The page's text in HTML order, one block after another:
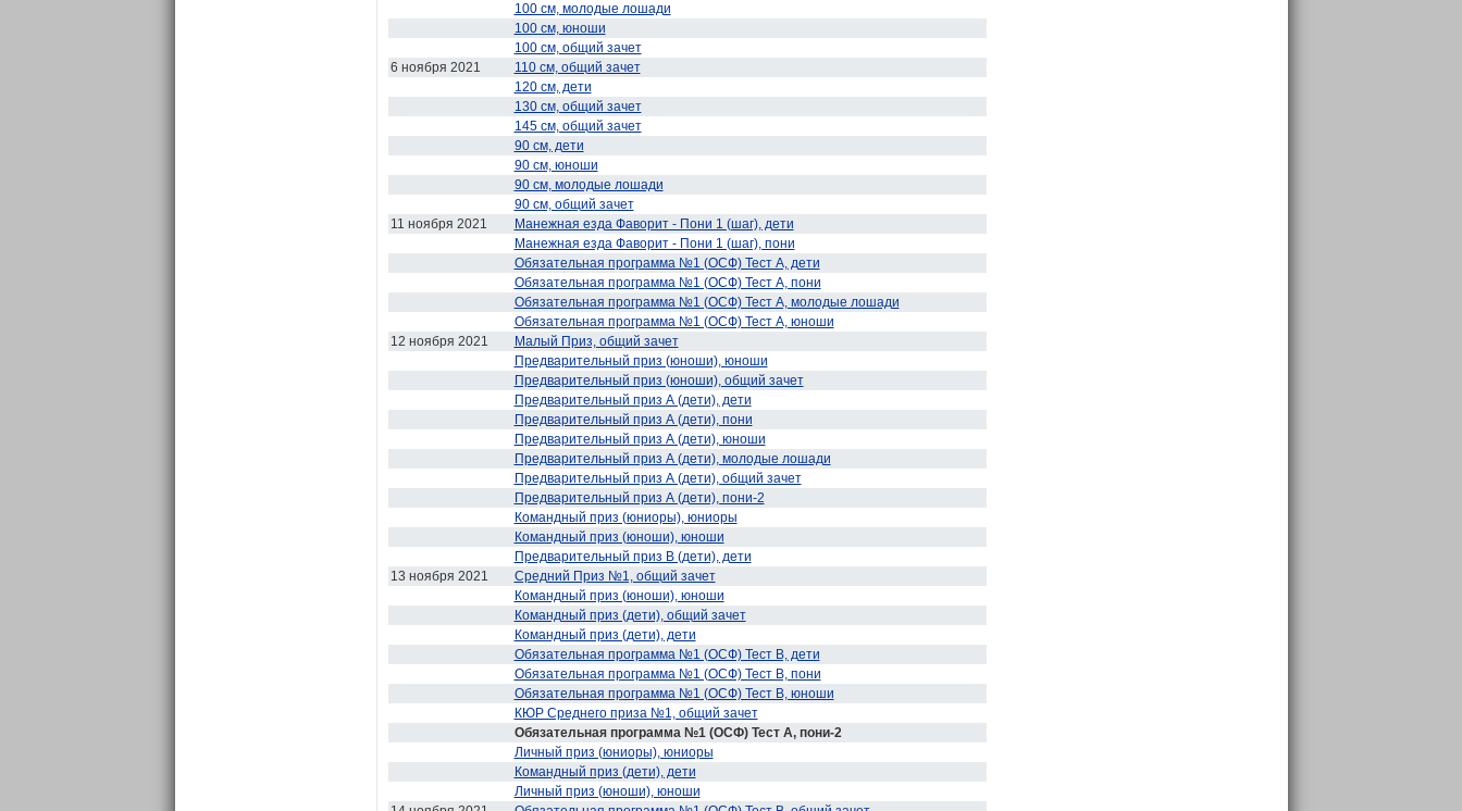
100 см, молодые лошади
100 см, юноши
100 см, общий зачет
6 ноября 2021
110 см, общий зачет
120 см, дети
130 см, общий зачет
145 см, общий зачет
90 см, дети
90 см, юноши
90 см, молодые лошади
90 см, общий зачет
11 ноября 2021
Манежная езда Фаворит - Пони 1 (шаг), дети
Манежная езда Фаворит - Пони 1 (шаг), пони
Обязательная программа №1 (ОСФ) Тест А, дети
Обязательная программа №1 (ОСФ) Тест А, пони
Обязательная программа №1 (ОСФ) Тест А, молодые лошади
Обязательная программа №1 (ОСФ) Тест А, юноши
12 ноября 2021
Малый Приз, общий зачет
Предварительный приз (юноши), юноши
Предварительный приз (юноши), общий зачет
Предварительный приз А (дети), дети
Предварительный приз А (дети), пони
Предварительный приз А (дети), юноши
Предварительный приз А (дети), молодые лошади
Предварительный приз А (дети), общий зачет
Предварительный приз А (дети), пони-2
Командный приз (юниоры), юниоры
Командный приз (юноши), юноши
Предварительный приз В (дети), дети
13 ноября 2021
Средний Приз №1, общий зачет
Командный приз (юноши), юноши
Командный приз (дети), общий зачет
Командный приз (дети), дети
Обязательная программа №1 (ОСФ) Тест В, дети
Обязательная программа №1 (ОСФ) Тест В, пони
Обязательная программа №1 (ОСФ) Тест В, юноши
КЮР Среднего приза №1, общий зачет
Обязательная программа №1 (ОСФ) Тест А, пони-2
Личный приз (юниоры), юниоры
Командный приз (дети), дети
Личный приз (юноши), юноши